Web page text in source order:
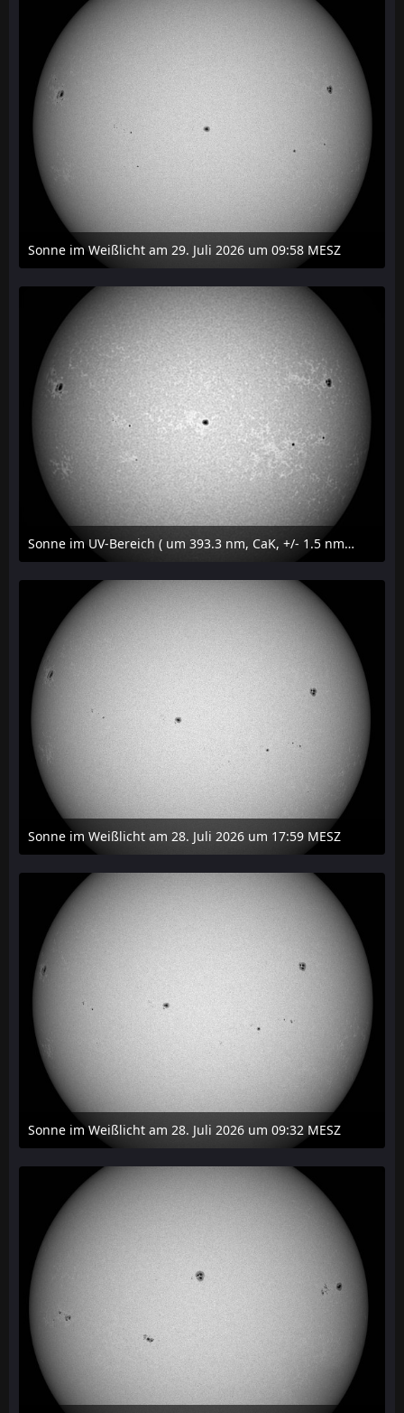
Sonne im Weißlicht am 29. Juli 2026 um 09:58 MESZ
31. Juli 2026 um 20:03
Sonne im UV-Bereich ( um 393.3 nm, CaK, +/- 1.5 nm) am 29. Juli 2026 um 09:50 MESZ
31. Juli 2026 um 20:03
Sonne im Weißlicht am 28. Juli 2026 um 17:59 MESZ
31. Juli 2026 um 20:03
Sonne im Weißlicht am 28. Juli 2026 um 09:32 MESZ
31. Juli 2026 um 20:03